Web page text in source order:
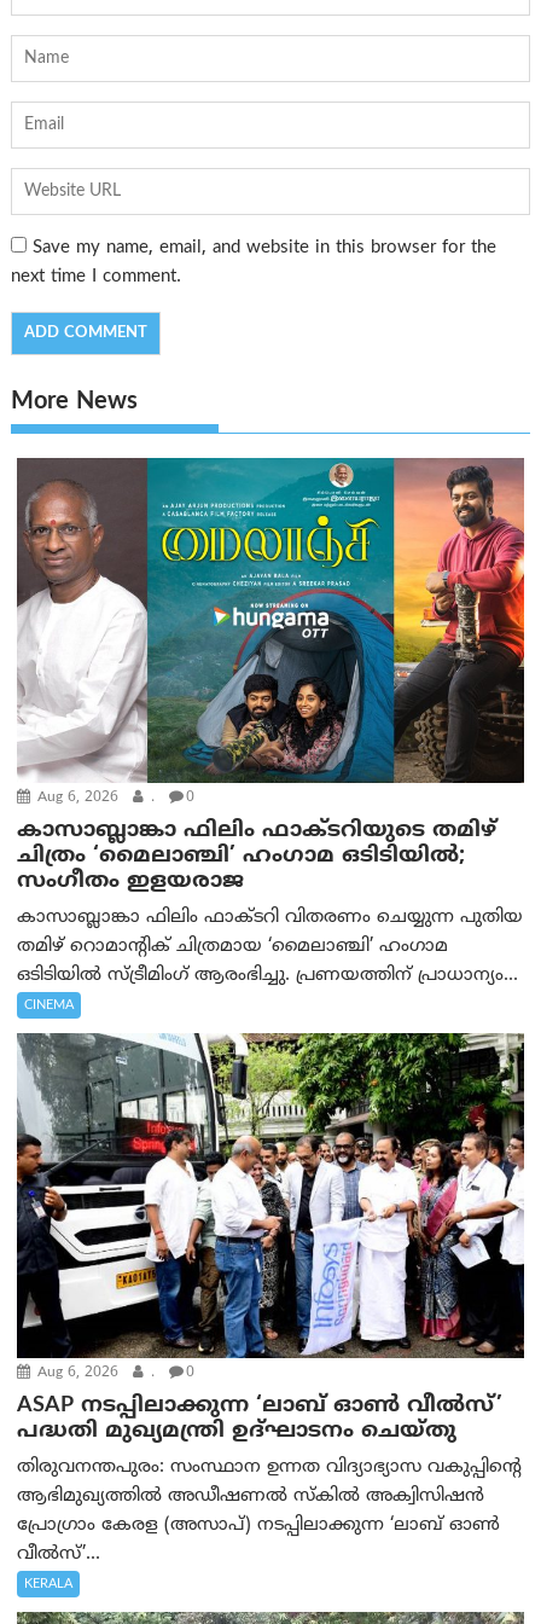
Save my name, email, and website in this browser for the
next time I comment.
More News
Aug 6, 2026 . 0
കാസാബ്ലാങ്കാ ഫിലിം ഫാക്ടറിയുടെ തമിഴ്
ചിത്രം ‘മൈലാഞ്ചി’ ഹംഗാമ ഒടിടിയിൽ;
സംഗീതം ഇളയരാജ
കാസാബ്ലാങ്കാ ഫിലിം ഫാക്ടറി വിതരണം ചെയ്യുന്ന പുതിയ
തമിഴ് റൊമാന്റിക് ചിത്രമായ ‘മൈലാഞ്ചി’ ഹംഗാമ
ഒടിടിയിൽ സ്ട്രീമിംഗ് ആരംഭിച്ചു. പ്രണയത്തിന് പ്രാധാന്യം...
CINEMA
Aug 6, 2026 . 0
ASAP നടപ്പിലാക്കുന്ന ‘ലാബ് ഓൺ വീൽസ്’
പദ്ധതി മുഖ്യമന്ത്രി ഉദ്ഘാടനം ചെയ്തു
തിരുവനന്തപുരം: സംസ്ഥാന ഉന്നത വിദ്യാഭ്യാസ വകുപ്പിന്റെ
ആഭിമുഖ്യത്തിൽ അഡീഷണൽ സ്കിൽ അക്വിസിഷൻ
പ്രോഗ്രാം കേരള (അസാപ്) നടപ്പിലാക്കുന്ന ‘ലാബ് ഓൺ
വീൽസ്’...
KERALA